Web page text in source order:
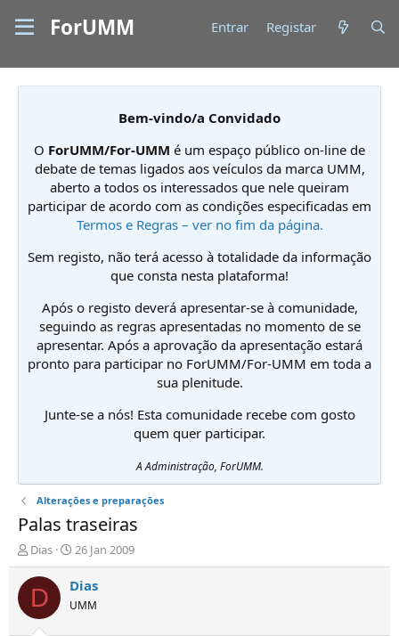
ForUMM Entrar Registar
Bem-vindo/a Convidado
O ForUMM/For-UMM é um espaço público on-line de
debate de temas ligados aos veículos da marca UMM,
aberto a todos os interessados que nele queiram
participar de acordo com as condições especificadas em
Termos e Regras – ver no fim da página.
Sem registo, não terá acesso à totalidade da informação
que consta nesta plataforma!
Após o registo deverá apresentar-se à comunidade,
seguindo as regras apresentadas no momento de se
apresentar. Após a aprovação da apresentação estará
pronto para participar no ForUMM/For-UMM em toda a
sua plenitude.
Junte-se a nós! Esta comunidade recebe com gosto
quem quer participar.
A Administração, ForUMM.
Alterações e preparações
Palas traseiras
I
n
i
i
Dias
D
a
t
d
26 Jan 2009
D Dias
UMM